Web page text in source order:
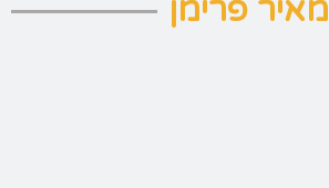
מאיר פרימן